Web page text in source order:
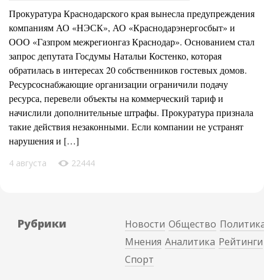
Прокуратура Краснодарского края вынесла предупреждения
компаниям АО «НЭСК», АО «Краснодарэнергосбыт» и
ООО «Газпром межрегионгаз Краснодар». Основанием стал
запрос депутата Госдумы Натальи Костенко, которая
обратилась в интересах 20 собственников гостевых домов.
Ресурсоснабжающие организации ограничили подачу
ресурса, перевели объекты на коммерческий тариф и
начислили дополнительные штрафы. Прокуратура признала
такие действия незаконными. Если компании не устранят
нарушения и […]
4 августа 22444
Рубрики Новости Общество
Мнения Аналитика Рейтинги
Спорт